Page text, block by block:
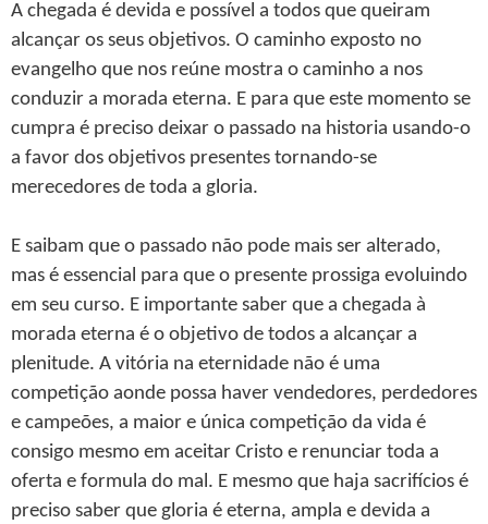
A chegada é devida e possível a todos que queiram
alcançar os seus objetivos. O caminho exposto no
evangelho que nos reúne mostra o caminho a nos
conduzir a morada eterna. E para que este momento se
cumpra é preciso deixar o passado na historia usando-o
a favor dos objetivos presentes tornando-se
merecedores de toda a gloria.
E saibam que o passado não pode mais ser alterado,
mas é essencial para que o presente prossiga evoluindo
em seu curso. E importante saber que a chegada à
morada eterna é o objetivo de todos a alcançar a
plenitude. A vitória na eternidade não é uma
competição aonde possa haver vendedores, perdedores
e campeões, a maior e única competição da vida é
consigo mesmo em aceitar Cristo e renunciar toda a
oferta e formula do mal. E mesmo que haja sacrifícios é
preciso saber que gloria é eterna, ampla e devida a